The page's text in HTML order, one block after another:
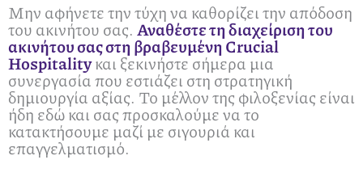
Μην αφήνετε την τύχη να καθορίζει την απόδοση
του ακινήτου σας. Αναθέστε τη διαχείριση του
ακινήτου σας στη βραβευμένη Crucial
Hospitalityκαι ξεκινήστε σήμερα μια
συνεργασία που εστιάζει στη στρατηγική
δημιουργία αξίας. Το μέλλον της φιλοξενίας είναι
ήδη εδώ και σας προσκαλούμε να το
κατακτήσουμε μαζί με σιγουριά και
επαγγελματισμό.